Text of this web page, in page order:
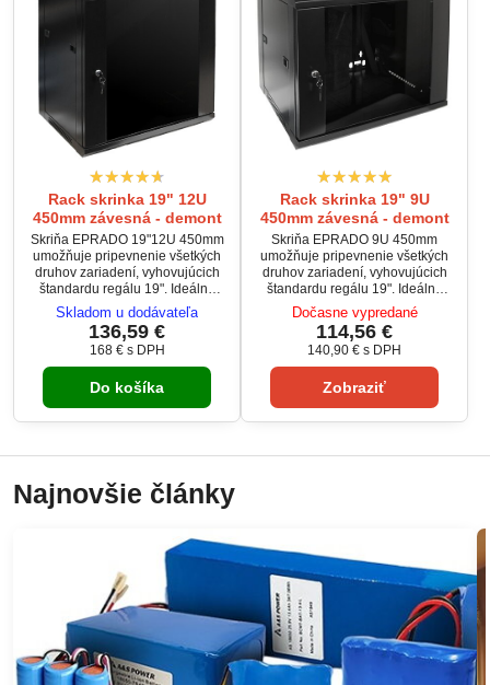
Rack skrinka 19" 12U
450mm závesná - demont
Skriňa EPRADO 19"12U 450mm
umožňuje pripevnenie všetkých
druhov zariadení, vyhovujúcich
štandardu regálu 19". Ideálne
riešenie pre inštalácie DVR,
napájacích jednotiek,
rozbočovačov, hlavných staníc,
sieťových zariadení, atď.
Skladom u dodávateľa
136,59 €
168 € s DPH
Do košíka
Rack skrinka 19" 9U
450mm závesná - demont
Skriňa EPRADO 9U 450mm
umožňuje pripevnenie všetkých
druhov zariadení, vyhovujúcich
štandardu regálu 19". Ideálne
riešenie pre inštalácie DVR,
napájacích jednotiek,
rozbočovačov, hlavných staníc,
sieťových zariadení, atď.
Dočasne vypredané
114,56 €
140,90 € s DPH
Zobraziť
Najnovšie články